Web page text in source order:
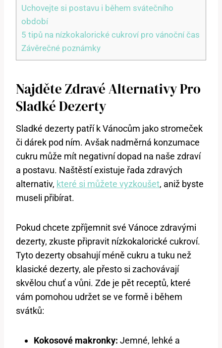
Uchovejte si postavu i během svátečního
období
5 tipů na nízkokalorické cukroví pro vánoční čas
Závěrečné poznámky
Najděte Zdravé Alternativy Pro
Sladké Dezerty
Sladké dezerty patří k Vánocům jako stromeček
či dárek pod ním. Avšak nadměrná konzumace
cukru může mít negativní dopad na naše zdraví
a postavu. Naštěstí existuje řada zdravých
alternativ, které si můžete vyzkoušet, aniž byste
museli přibírat.
Pokud chcete zpříjemnit své Vánoce zdravými
dezerty, zkuste připravit nízkokalorické cukroví.
Tyto dezerty obsahují méně cukru a tuku než
klasické dezerty, ale přesto si zachovávají
skvělou chuť a vůni. Zde je pět receptů, které
vám pomohou udržet se ve formě i během
svátků:
Kokosové makronky: Jemné, lehké a